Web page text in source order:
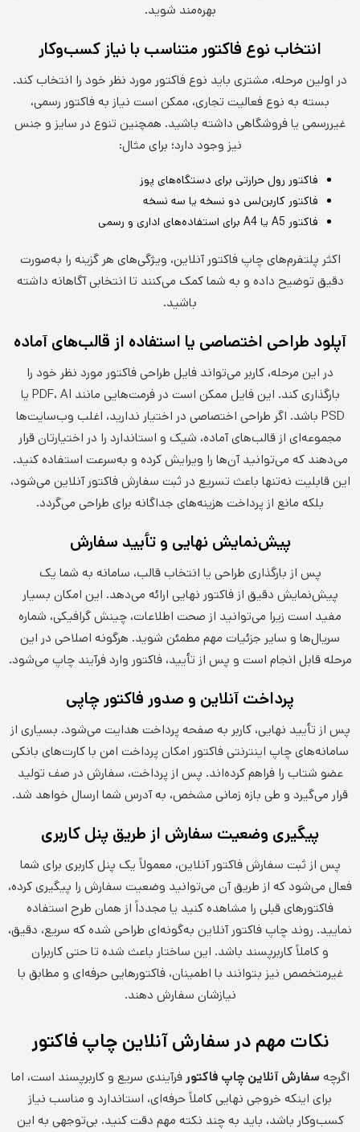
بهره‌مند شوید.
انتخاب نوع فاکتور متناسب با نیاز کسب‌وکار
در اولین مرحله، مشتری باید نوع فاکتور مورد نظر خود را انتخاب کند.
بسته به نوع فعالیت تجاری، ممکن است نیاز به فاکتور رسمی،
غیررسمی یا فروشگاهی داشته باشید. همچنین تنوع در سایز و جنس
نیز وجود دارد؛ برای مثال:
فاکتور رول حرارتی برای دستگاه‌های پوز
فاکتور کاربن‌لس دو نسخه یا سه نسخه
فاکتور A5 یا A4 برای استفاده‌های اداری و رسمی
اکثر پلتفرم‌های چاپ فاکتور آنلاین، ویژگی‌های هر گزینه را به‌صورت
دقیق توضیح داده و به شما کمک می‌کنند تا انتخابی آگاهانه داشته
باشید.
آپلود طراحی اختصاصی یا استفاده از قالب‌های آماده
در این مرحله، کاربر می‌تواند فایل طراحی فاکتور مورد نظر خود را
بارگذاری کند. این فایل ممکن است در فرمت‌هایی مانند PDF، AI یا
PSD باشد. اگر طراحی اختصاصی در اختیار ندارید، اغلب وب‌سایت‌ها
مجموعه‌ای از قالب‌های آماده، شیک و استاندارد را در اختیارتان قرار
می‌دهند که می‌توانید آن‌ها را ویرایش کرده و به‌سرعت استفاده کنید.
این قابلیت نه‌تنها باعث تسریع در ثبت سفارش فاکتور آنلاین می‌شود،
بلکه مانع از پرداخت هزینه‌های جداگانه برای طراحی می‌گردد.
پیش‌نمایش نهایی و تأیید سفارش
پس از بارگذاری طراحی یا انتخاب قالب، سامانه به شما یک
پیش‌نمایش دقیق از فاکتور نهایی ارائه می‌دهد. این امکان بسیار
مفید است زیرا می‌توانید از صحت اطلاعات، چینش گرافیکی، شماره
سریال‌ها و سایر جزئیات مهم مطمئن شوید. هرگونه اصلاحی در این
مرحله قابل انجام است و پس از تأیید، فاکتور وارد فرآیند چاپ می‌شود.
پرداخت آنلاین و صدور فاکتور چاپی
پس از تأیید نهایی، کاربر به صفحه پرداخت هدایت می‌شود. بسیاری از
سامانه‌های چاپ اینترنتی فاکتور امکان پرداخت امن با کارت‌های بانکی
عضو شتاب را فراهم کرده‌اند. پس از پرداخت، سفارش در صف تولید
قرار می‌گیرد و طی بازه زمانی مشخص، به آدرس شما ارسال خواهد شد.
پیگیری وضعیت سفارش از طریق پنل کاربری
پس از ثبت سفارش فاکتور آنلاین، معمولاً یک پنل کاربری برای شما
فعال می‌شود که از طریق آن می‌توانید وضعیت سفارش را پیگیری کرده،
فاکتورهای قبلی را مشاهده کنید یا مجدداً از همان طرح استفاده
نمایید. روند چاپ فاکتور آنلاین به‌گونه‌ای طراحی شده که سریع، دقیق،
و کاملاً کاربرپسند باشد. این ساختار باعث شده تا حتی کاربران
غیرمتخصص نیز بتوانند با اطمینان، فاکتورهایی حرفه‌ای و مطابق با
نیازشان سفارش دهند.
نکات مهم در سفارش آنلاین چاپ فاکتور
اگرچه سفارش آنلاین چاپ فاکتورفرآیندی سریع و کاربرپسند است، اما
برای اینکه خروجی نهایی کاملاً حرفه‌ای، استاندارد و مناسب نیاز
کسب‌وکار باشد، باید به چند نکته مهم دقت کنید. بی‌توجهی به این